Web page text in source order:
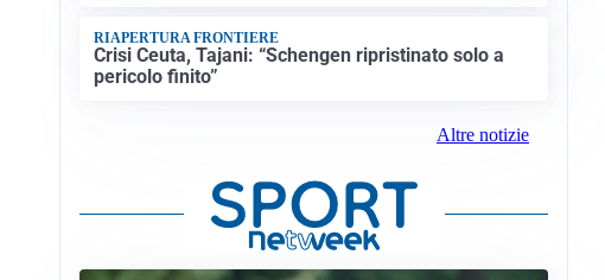
RIAPERTURA FRONTIERE
Crisi Ceuta, Tajani: “Schengen ripristinato solo a
pericolo finito”
Altre notizie